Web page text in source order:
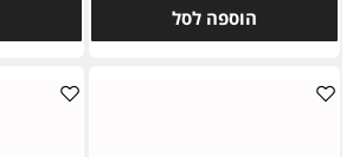
הוספה לסל